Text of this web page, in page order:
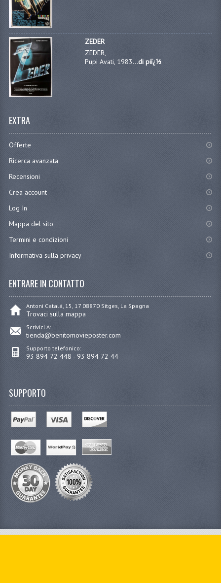
ZEDER
ZEDER,
Pupi Avati, 1983...di piï¿½
EXTRA
Offerte
Ricerca avanzata
Recensioni
Crea account
Log In
Mappa del sito
Termini e condizioni
Informativa sulla privacy
ENTRARE IN CONTATTO
Antoni Catalá, 15, 17 08870 Sitges, La Spagna
Trovaci sulla mappa
Scrivici A:
tienda@benitomovieposter.com
Supporto telefonico:
93 894 72 448 - 93 894 72 44
SUPPORTO